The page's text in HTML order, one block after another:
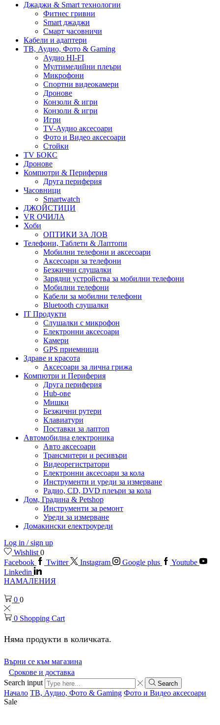
Джаджи & Smart технологии
Фитнес гривни
Smart джаджи
Смарт часовничи
Кабели и адаптери
ТВ, Аудио, Фото & Gaming
Аудио HI-FI
Мултимедийни плеъри
Микрофони
Спортни видеокамери
Дронове
Конзоли & игри
Конзоли & игри
Игри
TV-Аудио аксесоари
Фото и Видео аксесоари
Стойки
TV БОКС
Дронове
Компютри & Периферия
Друга периферия
Часовници
Smartwatch
ДЖОЙСТИЦИ
VR ОЧИЛА
Хоби
ОПТИКИ ЗА ЛОВ
Телефони, Таблети & Лаптопи
Мобилни телефони и аксесоари
Аксесоари за телефони
Безжични слушалки
Зарядни устройства за мобилни телефони
Мобилни телефони
Кабели за мобилни телефони
Bluetooth слушалки
IT Продукти
Слушалки с микрофон
Електронни аксесоари
Камери
GPS приемници
Здраве и красота
Аксесоари за лична грижа
Компютри и Периферия
Друга периферия
Hub-ове
Мишки
Безжични рутери
Клавиатури
Поставки за лаптоп
Автомобилна електроника
Авто аксесоари
Трансмитери и ресивъри
Видеорегистратори
Електронни аксесоари за кола
Инструменти и уреди за измерване
Радио, CD, DVD плеъри за кола
Дом, Градина & Petshop
Инструменти за ремонт
Уреди за измерване
Домакински електроуреди
Log in / sign up
Wishlist 0
Facebook
Twitter Instagram Google plus
Youtube
Linkedin
НАМАЛЕНИЯ
0 0
0 Shopping Cart
Няма продукти в количката.
Върни се към магазина
Срокове и доставка
Search input
Search
Начало ТВ, Аудио, Фото & Gaming Фото и Видео аксесоари
Sale